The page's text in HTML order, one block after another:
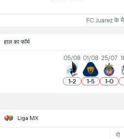
FC Juarez के
हाल का फॉर्म
05/08
1-2
01/08
1-5
25/07
1-0
Liga MX
पी